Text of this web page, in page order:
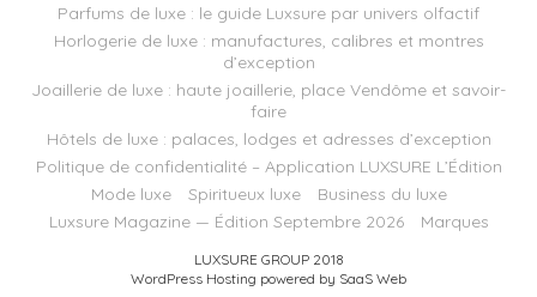
Parfums de luxe : le guide Luxsure par univers olfactif
Horlogerie de luxe : manufactures, calibres et montres
d’exception
Joaillerie de luxe : haute joaillerie, place Vendôme et savoir-
faire
Hôtels de luxe : palaces, lodges et adresses d’exception
Politique de confidentialité – Application LUXSURE L’Édition
Mode luxe
Spiritueux luxe
Business du luxe
Luxsure Magazine — Édition Septembre 2026
Marques
LUXSURE GROUP 2018
WordPress Hosting powered by SaaS Web